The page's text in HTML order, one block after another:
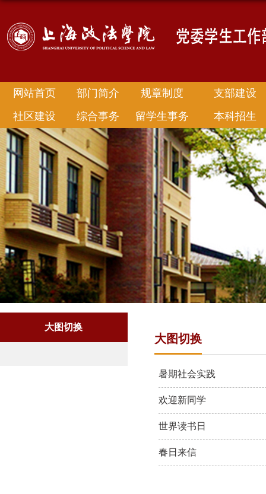
网站首页 部门简介 规章制度
支部建设
社区建设
综合事务 留学生事务 本科招生
大图切换
大图切换
暑期社会实践
欢迎新同学
世界读书日
春日来信